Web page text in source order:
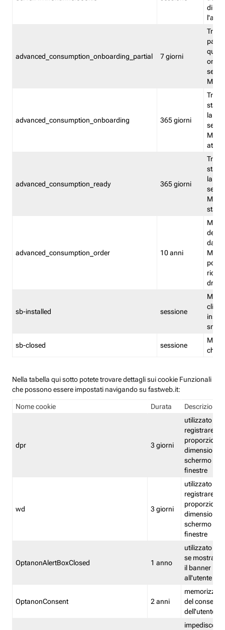
advanced_consumption_onboarding_partial 7 giorni
advanced_consumption_onboarding 365 giorni
stata
la
advanced_consumption_ready 365 giorni
stata
la
stato
advanced_consumption_order 10 anni
delle
sb-installed sessione
sb-closed sessione
Nella tabella qui sotto potete trovare dettagli sui cookie Funzionali
che possono essere impostati navigando su fastweb.it:
Nome cookie Durata Descrizione
dpr 3 giorni
utilizzato per
registrare le
proporzioni
dimensioni
schermo e
finestre
wd 3 giorni
utilizzato per
registrare le
proporzioni
dimensioni
schermo e
finestre
OptanonAlertBoxClosed 1 anno
utilizzato per
se mostrare
il banner
all'utente
OptanonConsent 2 anni
memorizza
del
dell'utente
impedisce di